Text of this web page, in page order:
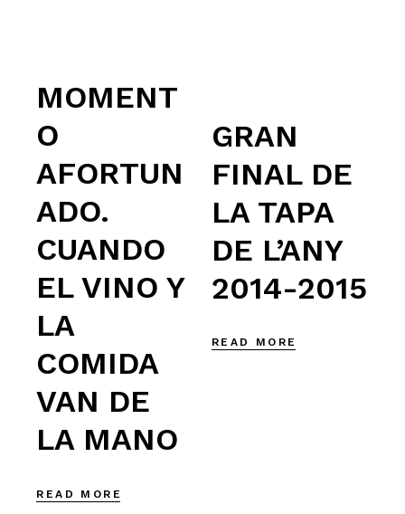
MOMENT
O
AFORTUN
ADO.
CUANDO
EL VINO Y
LA
COMIDA
VAN DE
LA MANO
READ MORE
GRAN
FINAL DE
LA TAPA
DE L’ANY
2014-2015
READ MORE